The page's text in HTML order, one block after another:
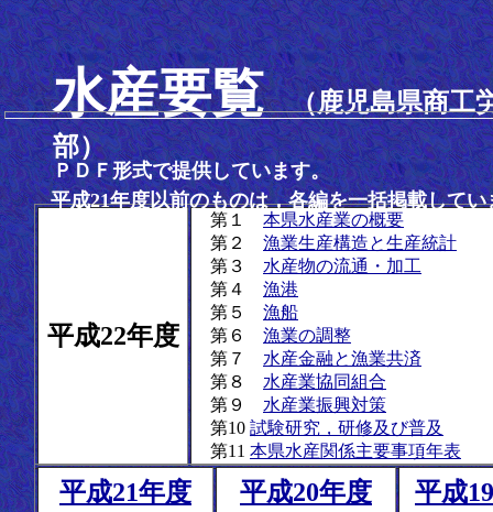
水産要覧（鹿児島県商工
部）
平成22年度
第１ 本県水産業の概要
第２ 漁業生産構造と生産統計
第３ 水産物の流通・加工
第４ 漁港
第５ 漁船
第６ 漁業の調整
第７ 水産金融と漁業共済
第８ 水産業協同組合
第９ 水産業振興対策
第10 試験研究，研修及び普及
第11 本県水産関係主要事項年表
平成21年度以前のものは，各編を一括掲載してい
ＰＤＦ形式で提供しています。
平成21年度 平成20年度 平成